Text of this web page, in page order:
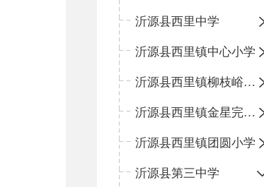
沂源县西里中学
沂源县西里镇中心小学
沂源县西里镇柳枝峪回民小学
沂源县西里镇金星完全小学
沂源县西里镇团圆小学
沂源县第三中学